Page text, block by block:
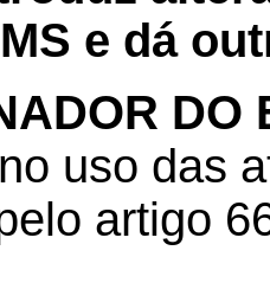
e dá
DO
uso das
artigo